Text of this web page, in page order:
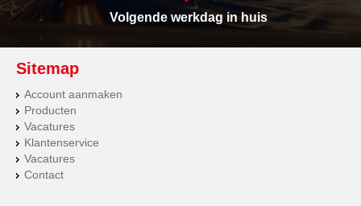
Volgende werkdag in huis
Sitemap
Account aanmaken
Producten
Vacatures
Klantenservice
Vacatures
Contact